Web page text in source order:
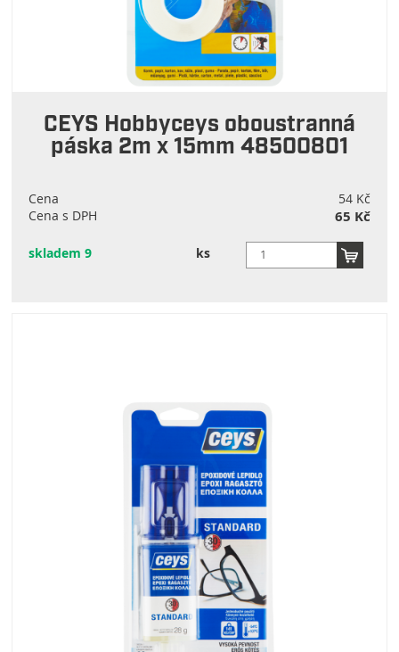
CEYS Hobbyceys oboustranná
páska 2m x 15mm 48500801
Cena
54 Kč
Cena s DPH
65 Kč
skladem 9 ks